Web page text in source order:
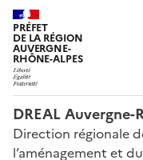
PRÉFET
DE LA RÉGION
AUVERGNE-
RHÔNE-ALPES
DREAL Auvergne-
Direction régionale
l’aménagement et